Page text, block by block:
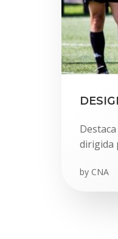
dirigida
by CNA